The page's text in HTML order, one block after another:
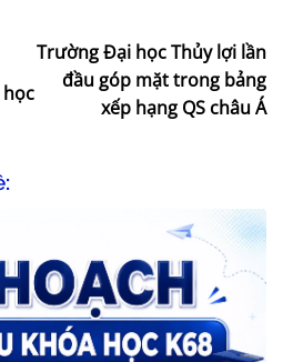
học
Trường Đại học Thủy lợi lần
đầu góp mặt trong bảng
xếp hạng QS châu Á